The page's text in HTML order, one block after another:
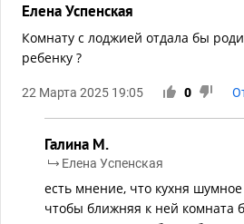
Елена Успенская
Комнату с лоджией отдала бы
ребенку ?
22 Марта 2025 19:05 0
Галина М.
Елена Успенская
есть мнение, что кухня
чтобы ближняя к ней комната